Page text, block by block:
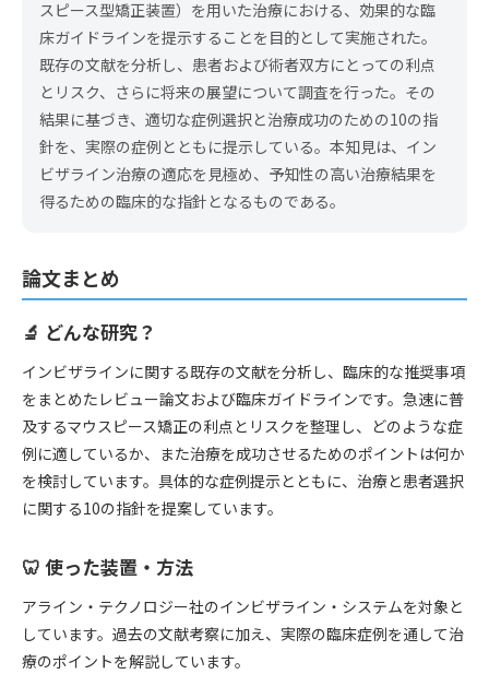
スピース型矯正装置）を用いた治療における、効果的な臨
床ガイドラインを提示することを目的として実施された。
既存の文献を分析し、患者および術者双方にとっての利点
とリスク、さらに将来の展望について調査を行った。その
結果に基づき、適切な症例選択と治療成功のための10の指
針を、実際の症例とともに提示している。本知見は、イン
ビザライン治療の適応を見極め、予知性の高い治療結果を
得るための臨床的な指針となるものである。
論文まとめ
🔬 どんな研究？
インビザラインに関する既存の文献を分析し、臨床的な推奨事項
をまとめたレビュー論文および臨床ガイドラインです。急速に普
及するマウスピース矯正の利点とリスクを整理し、どのような症
例に適しているか、また治療を成功させるためのポイントは何か
を検討しています。具体的な症例提示とともに、治療と患者選択
に関する10の指針を提案しています。
🦷 使った装置・方法
アライン・テクノロジー社のインビザライン・システムを対象と
しています。過去の文献考察に加え、実際の臨床症例を通して治
療のポイントを解説しています。